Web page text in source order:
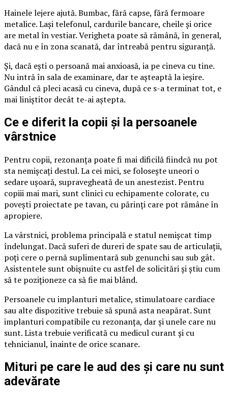
Hainele lejere ajută. Bumbac, fără capse, fără fermoare
metalice. Lași telefonul, cardurile bancare, cheile și orice
are metal în vestiar. Verigheta poate să rămână, în general,
dacă nu e în zona scanată, dar întreabă pentru siguranță.
Și, dacă ești o persoană mai anxioasă, ia pe cineva cu tine.
Nu intră în sala de examinare, dar te așteaptă la ieșire.
Gândul că pleci acasă cu cineva, după ce s-a terminat tot, e
mai liniștitor decât te-ai aștepta.
Ce e diferit la copii și la persoanele
vârstnice
Pentru copii, rezonanța poate fi mai dificilă fiindcă nu pot
sta nemișcați destul. La cei mici, se folosește uneori o
sedare ușoară, supravegheată de un anestezist. Pentru
copiii mai mari, sunt clinici cu echipamente colorate, cu
povești proiectate pe tavan, cu părinți care pot rămâne în
apropiere.
La vârstnici, problema principală e statul nemișcat timp
îndelungat. Dacă suferi de dureri de spate sau de articulații,
poți cere o pernă suplimentară sub genunchi sau sub gât.
Asistentele sunt obișnuite cu astfel de solicitări și știu cum
să te poziționeze ca să fie mai blând.
Persoanele cu implanturi metalice, stimulatoare cardiace
sau alte dispozitive trebuie să spună asta neapărat. Sunt
implanturi compatibile cu rezonanța, dar și unele care nu
sunt. Lista trebuie verificată cu medicul curant și cu
tehnicianul, înainte de orice scanare.
Mituri pe care le aud des și care nu sunt
adevărate